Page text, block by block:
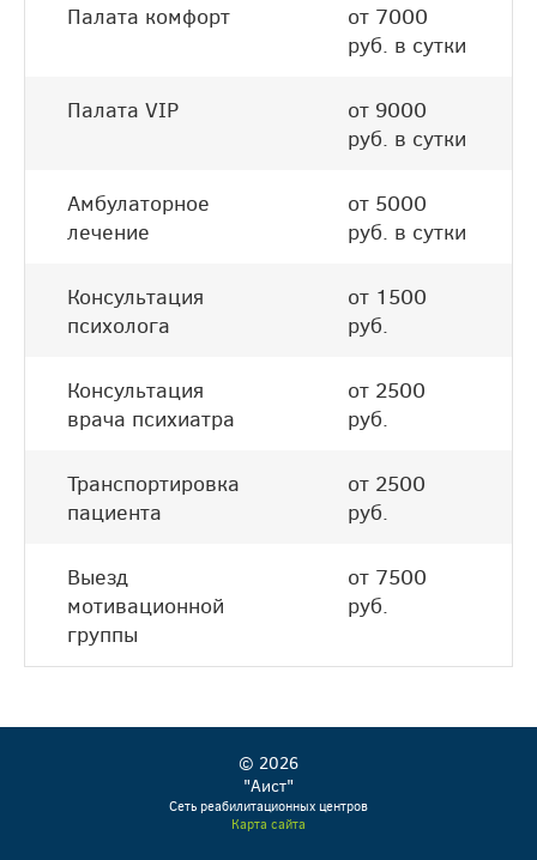
Палата комфорт
от 7000
руб. в сутки
Палата VIP
от 9000
руб. в сутки
Амбулаторное
лечение
от 5000
руб. в сутки
Консультация
психолога
от 1500
руб.
Консультация
врача психиатра
от 2500
руб.
Транспортировка
пациента
от 2500
руб.
Выезд
мотивационной
группы
от 7500
руб.
© 2026
"Аист"
Сеть реабилитационных центров
Карта сайта